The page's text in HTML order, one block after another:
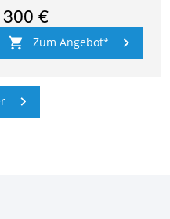
300 €
Zum Angebot